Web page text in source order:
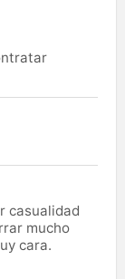
casualidad
mucho
cara.